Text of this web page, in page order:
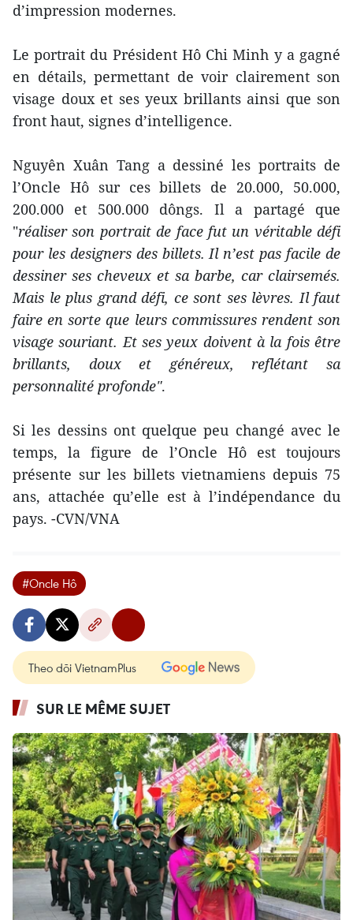
d’impression modernes.
Le portrait du Président Hô Chi Minh y a gagné
en détails, permettant de voir clairement son
visage doux et ses yeux brillants ainsi que son
front haut, signes d’intelligence.
Nguyên Xuân Tang a dessiné les portraits de
l’Oncle Hô sur ces billets de 20.000, 50.000,
200.000 et 500.000 dôngs. Il a partagé que
"réaliser son portrait de face fut un véritable défi
pour les designers des billets. Il n’est pas facile de
dessiner ses cheveux et sa barbe, car clairsemés.
Mais le plus grand défi, ce sont ses lèvres. Il faut
faire en sorte que leurs commissures rendent son
visage souriant. Et ses yeux doivent à la fois être
brillants, doux et généreux, reflétant sa
personnalité profonde".
Si les dessins ont quelque peu changé avec le
temps, la figure de l’Oncle Hô est toujours
présente sur les billets vietnamiens depuis 75
ans, attachée qu’elle est à l’indépendance du
pays. -CVN/VNA
#Oncle Hô
Theo dõi VietnamPlus
SUR LE MÊME SUJET